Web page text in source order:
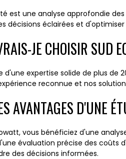
est une analyse approfondie
décisions éclairées et
JE CHOISIR SUD
d'une expertise solide de plus
reconnue et nos
AVANTAGES D'UNE
vous bénéficiez d'une
évaluation précise des
des décisions informées.